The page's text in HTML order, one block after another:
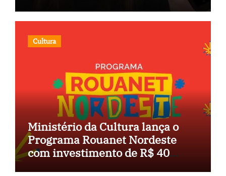
Cultura
Ministério da Cultura lança o
Programa Rouanet Nordeste
com investimento de R$ 40